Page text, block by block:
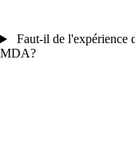
Faut-il de l'expérience
MDA?